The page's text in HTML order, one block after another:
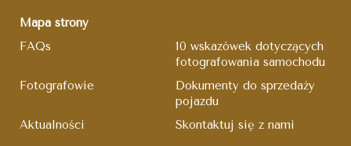
Mapa strony
FAQs
10 wskazówek dotyczących
fotografowania samochodu
Fotografowie
Dokumenty do sprzedaży
pojazdu
Aktualności
Skontaktuj się z nami